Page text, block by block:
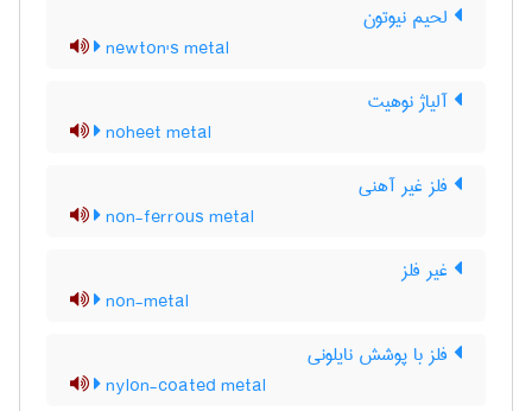
لحیم نیوتون
newton's metal
آلیاژ نوهیت
noheet metal
فلز غیر آهنی
non-ferrous metal
غیر فلز
non-metal
فلز با پوشش نایلونی
nylon-coated metal